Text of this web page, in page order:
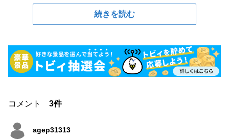
続きを読む
コメント 3件
agep31313